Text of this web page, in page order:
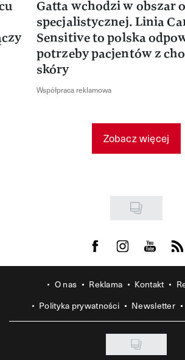
Gatta wchodzi w obszar
specjalistycznej. Linia
Sensitive to polska
potrzeby pacjentów z
skóry
Współpraca reklamowa
Zobacz więcej
Visit us on Facebook
Visit us onVisit us on
O nas Reklama Kontakt
Polityka prywatności
Newsletter